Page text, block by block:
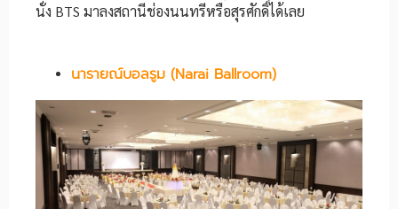
นั่ง BTS มาลงสถานีช่องนนทรีหรือสุรศักดิ์ได้เลย
นารายณ์บอลรูม (Narai Ballroom)